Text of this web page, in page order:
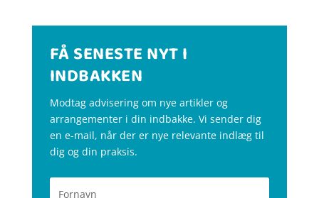
FÅ SENESTE NYT I
INDBAKKEN
Modtag advisering om nye artikler og
arrangementer i din indbakke. Vi sender dig
en e-mail, når der er nye relevante indlæg til
dig og din praksis.